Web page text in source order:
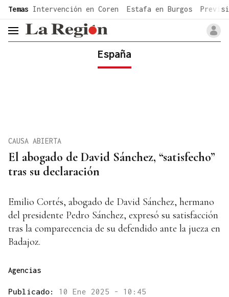
common.go-to-content
Temas Intervención en Coren Estafa en Burgos
header.menu.open
España
El abogado de David Sánchez, “satisfecho”
tras su declaración
CAUSA ABIERTA
Emilio Cortés, abogado de David Sánchez, hermano
del presidente Pedro Sánchez, expresó su satisfacción
tras la comparecencia de su defendido ante la jueza en
Badajoz.
Agencias
Publicado: 10 Ene 2025 - 10:45